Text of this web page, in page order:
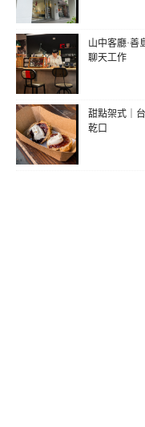
山中客廳·善
聊天工作
甜點架式｜
乾口